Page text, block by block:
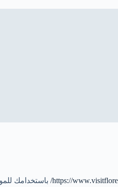
https:// باستخدامك